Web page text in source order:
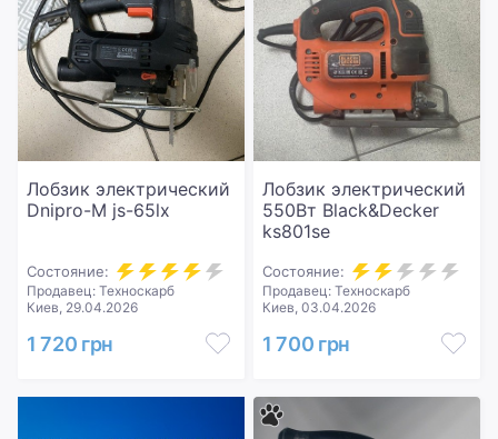
Лобзик электрический
Dnipro-M js-65lx
Состояние:
Продавец: Техноскарб
Киев, 29.04.2026
1 720 грн
Лобзик электрический
550Вт Black&Decker
ks801se
Состояние:
Продавец: Техноскарб
Киев, 03.04.2026
1 700 грн